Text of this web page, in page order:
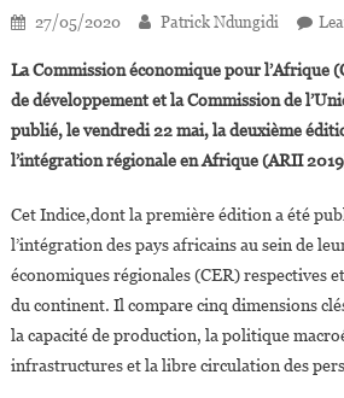
27/05/2020 Patrick Ndungidi
La Commission économique pour l’Afrique
de développement et la Commission de
publié, le vendredi 22 mai, la deuxième
l’intégration régionale en Afrique (ARII
Cet Indice,dont la première édition a été
l’intégration des pays africains au sein de
économiques régionales (CER) respectives
du continent. Il compare cinq dimensions
la capacité de production, la politique
infrastructures et la libre circulation des